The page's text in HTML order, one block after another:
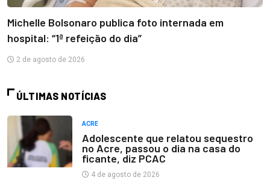
Michelle Bolsonaro publica foto internada em
hospital: “1ª refeição do dia”
2 de agosto de 2026
ÚLTIMAS NOTÍCIAS
ACRE
Adolescente que relatou sequestro
no Acre, passou o dia na casa do
ficante, diz PCAC
4 de agosto de 2026